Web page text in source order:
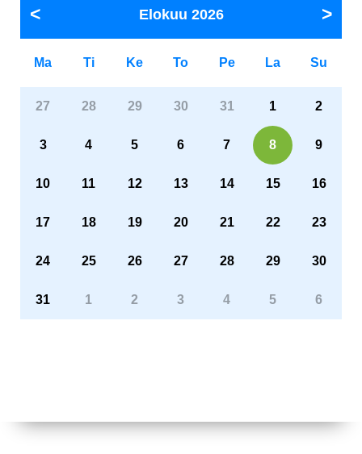
Elokuu 2026
Ma Ti Ke To Pe La Su
27 28 29 30 31 1 2
3 4 5 6 7 8 9
10 11 12 13 14 15 16
17 18 19 20 21 22 23
24 25 26 27 28 29 30
31 1 2 3 4 5 6